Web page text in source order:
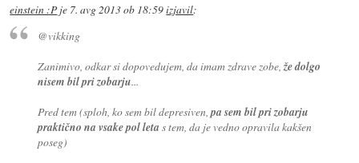
einstein :P je 7. avg 2013 ob 18:59izjavil:
@vikking
Zanimivo, odkar si dopovedujem, da imam zdrave zobe,že dolgo
nisem bil pri zobarju...
Pred tem (sploh, ko sem bil depresiven,pa sem bil pri zobarju
praktično na vsake pol leta s tem, da je vedno opravila kakšen
poseg)